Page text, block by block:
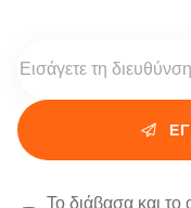
Το διάβασα και